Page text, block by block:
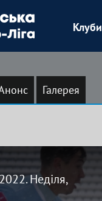
Клуби
Галерея
Неділя,